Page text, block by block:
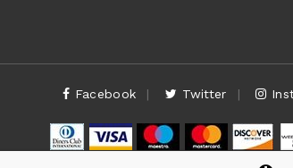
Facebook Twitter